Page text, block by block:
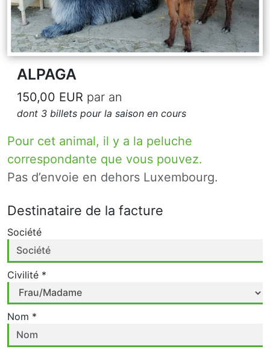
ALPAGA
150,00 EUR par an
dont 3 billets pour la saison en cours
Pour cet animal, il y a la peluche
correspondante que vous pouvez.
Pas d’envoie en dehors Luxembourg.
Destinataire de la facture
Société
Civilité *
Nom *